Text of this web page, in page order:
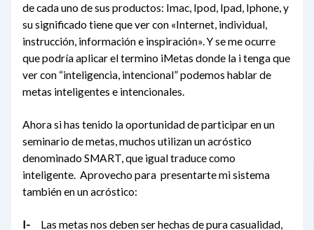
de cada uno de sus productos: Imac, Ipod, Ipad, Iphone, y
su significado tiene que ver con «Internet, individual,
instrucción, información e inspiración». Y se me ocurre
que podría aplicar el termino iMetas donde la i tenga que
ver con “inteligencia, intencional” podemos hablar de
metas inteligentes e intencionales.
Ahora si has tenido la oportunidad de participar en un
seminario de metas, muchos utilizan un acróstico
denominado SMART, que igual traduce como
inteligente. Aprovecho para presentarte mi sistema
también en un acróstico:
I- Las metas nos deben ser hechas de pura casualidad,